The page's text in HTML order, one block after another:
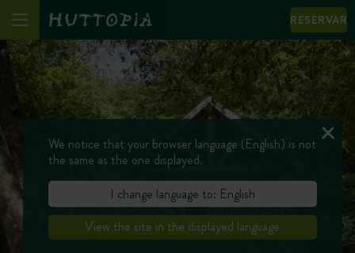
RESERVAR
We notice that your browser language (English) is not
the same as the one displayed.
I change language to: English
View the site in the displayed language